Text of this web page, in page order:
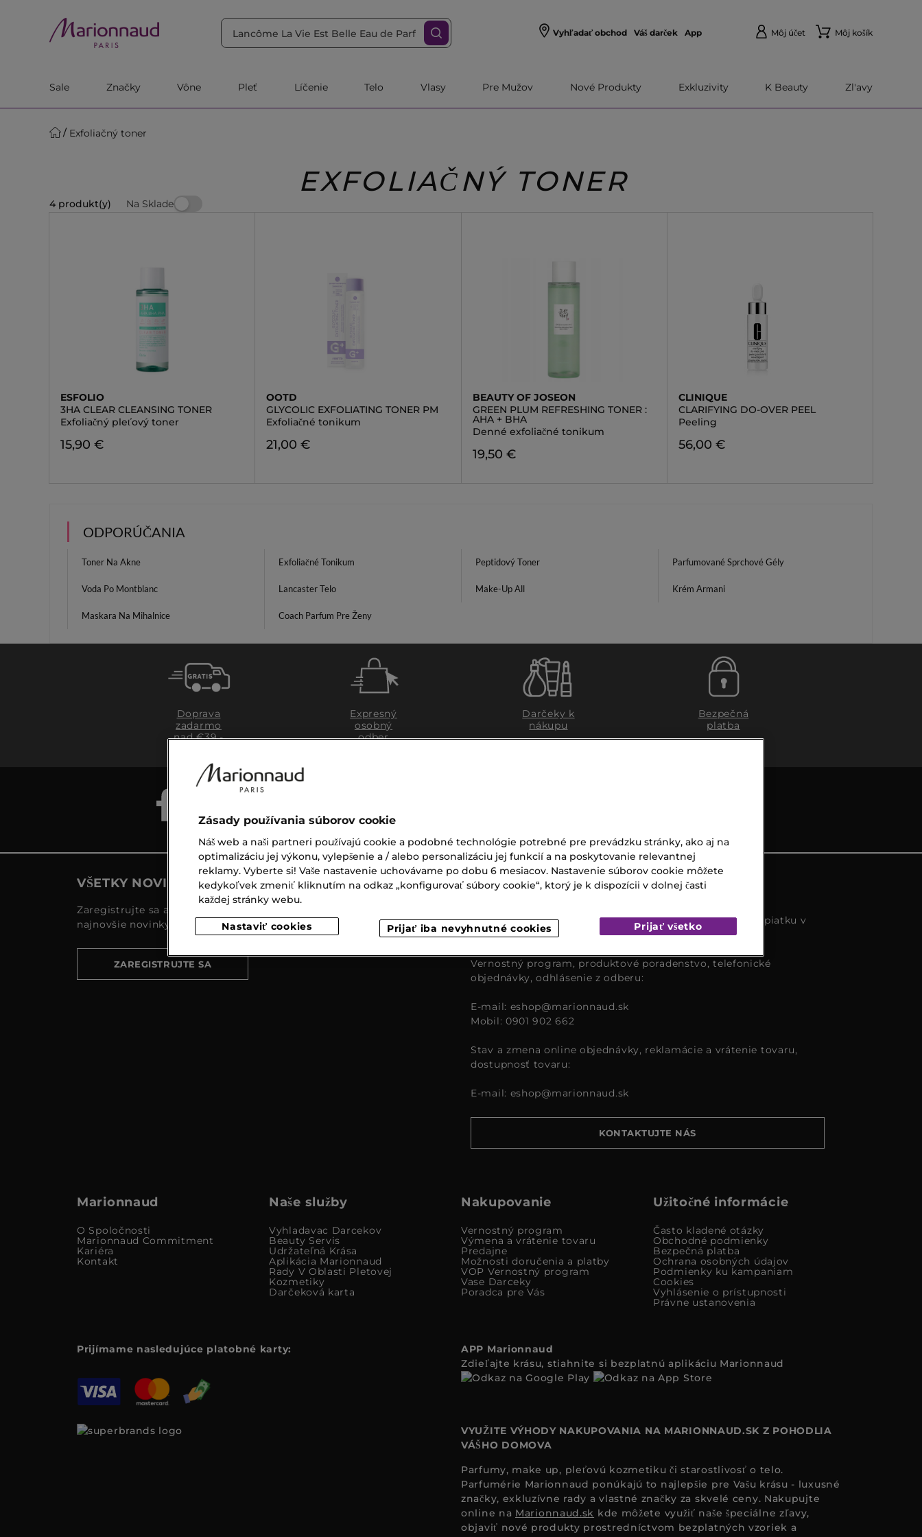
Vyhľadať obchod Váš darček App Môj účet Môj košík
Sale Značky Vône Pleť Líčenie Telo Vlasy Pre Mužov Nové Produkty Exkluzivity K Beauty Zl'avy
Exfoliačný toner
EXFOLIAČNÝ TONER
4 produkt(y) Na Sklade
ESFOLIO
3HA CLEAR CLEANSING TONER
Exfoliačný pleťový toner
15,90 €
OOTD
GLYCOLIC EXFOLIATING TONER PM
Exfoliačné tonikum
21,00 €
BEAUTY OF JOSEON
GREEN PLUM REFRESHING TONER :
AHA + BHA
Denné exfoliačné tonikum
19,50 €
CLINIQUE
CLARIFYING DO-OVER PEEL
Peeling
56,00 €
ODPORÚČANIA
Toner Na Akne Exfoliačné Tonikum Peptidový Toner Parfumované Sprchové Gély
Voda Po Montblanc Lancaster Telo Make-Up All Krém Armani
Maskara Na Mihalnice Coach Parfum Pre Ženy
Doprava
zadarmo
nad €39,-
Expresný
osobný
odber
Darčeky k
nákupu
Bezpečná
platba
VŠETKY NOVINKY MARIONNAUD
Zaregistrujte sa a objavte naše
najnovšie novinky a akcie
ZAREGISTRUJTE SA
ZÁKAZNÍCKY SERVIS
Zákaznícky servis je pre vás k dispozícií od pondelka do piatku v
čase od 9:00 – 16:00.
Vernostný program, produktové poradenstvo, telefonické
objednávky, odhlásenie z odberu:
E-mail: eshop@marionnaud.sk
Mobil: 0901 902 662
Stav a zmena online objednávky, reklamácie a vrátenie tovaru,
dostupnosť tovaru:
E-mail: eshop@marionnaud.sk
KONTAKTUJTE NÁS
Marionnaud
O Spoločnosti
Marionnaud Commitment
Kariéra
Kontakt
Naše služby
Vyhladavac Darcekov
Beauty Servis
Udržateľná Krása
Aplikácia Marionnaud
Rady V Oblasti Pletovej
Kozmetiky
Darčeková karta
Nakupovanie
Vernostný program
Výmena a vrátenie tovaru
Predajne
Možnosti doručenia a platby
VOP Vernostný program
Vase Darceky
Poradca pre Vás
Užitočné informácie
Často kladené otázky
Obchodné podmienky
Bezpečná platba
Ochrana osobných údajov
Podmienky ku kampaniam
Cookies
Vyhlásenie o prístupnosti
Právne ustanovenia
Prijímame nasledujúce platobné karty:
APP Marionnaud
Zdieľajte krásu, stiahnite si bezplatnú aplikáciu Marionnaud
VYUŽITE VÝHODY NAKUPOVANIA NA MARIONNAUD.SK Z POHODLIA
VÁŠHO DOMOVA
Parfumy, make up, pleťovú kozmetiku či starostlivosť o telo.
Parfumérie Marionnaud ponúkajú to najlepšie pre Vašu krásu - luxusné
značky, exkluzívne rady a vlastné značky za skvelé ceny. Nakupujte
online na Marionnaud.sk kde môžete využiť naše špeciálne zľavy,
objaviť nové produkty prostredníctvom bezplatných vzoriek a
Zásady používania súborov cookie
Náš web a naši partneri používajú cookie a podobné technológie potrebné pre prevádzku stránky, ako aj na
optimalizáciu jej výkonu, vylepšenie a / alebo personalizáciu jej funkcií a na poskytovanie relevantnej
reklamy. Vyberte si! Vaše nastavenie uchovávame po dobu 6 mesiacov. Nastavenie súborov cookie môžete
kedykoľvek zmeniť kliknutím na odkaz „konfigurovať súbory cookie“, ktorý je k dispozícii v dolnej časti
každej stránky webu.
Nastaviť cookies Prijať iba nevyhnutné cookies Prijať všetko